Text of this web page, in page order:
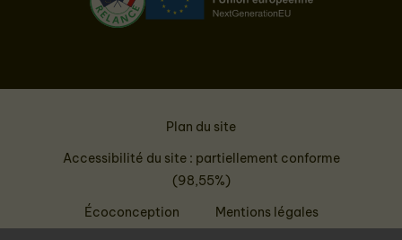
Plan du site
Accessibilité du site : partiellement conforme
(98,55%)
Écoconception
Mentions légales